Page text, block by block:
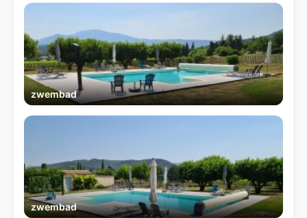
zwembad
zwembad